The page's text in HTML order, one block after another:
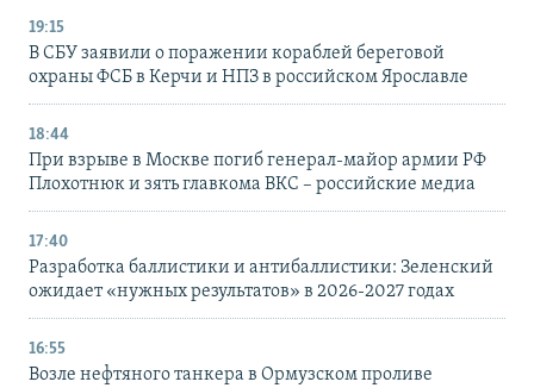
19:15
В СБУ заявили о поражении кораблей береговой
охраны ФСБ в Керчи и НПЗ в российском Ярославле
18:44
При взрыве в Москве погиб генерал-майор армии РФ
Плохотнюк и зять главкома ВКС – российские медиа
17:40
Разработка баллистики и антибаллистики: Зеленский
ожидает «нужных результатов» в 2026-2027 годах
16:55
Возле нефтяного танкера в Ормузском проливе